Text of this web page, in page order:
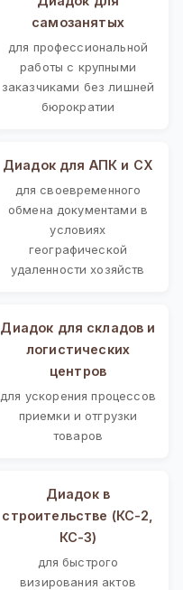
самозанятых
для профессиональной
работы с крупными
заказчиками без лишней
бюрократии
Диадок для АПК и СХ
для своевременного
обмена документами в
условиях
географической
удаленности хозяйств
Диадок для складов и
логистических
центров
для ускорения процессов
приемки и отгрузки
товаров
Диадок в
строительстве (КС-2,
КС-3)
для быстрого
визирования актов